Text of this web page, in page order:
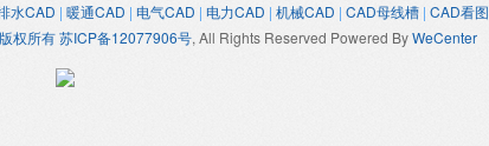
水CAD | 暖通CAD | 电气CAD | 电力CAD | 机械CAD | CAD母线槽 | CAD看图
权所有 苏ICP备12077906号, All Rights Reserved Powered ByWeCenter